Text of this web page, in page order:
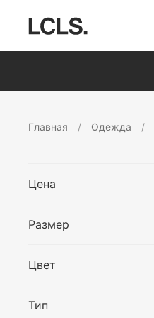
Главная Одежда
Цена
Размер
Цвет
Тип